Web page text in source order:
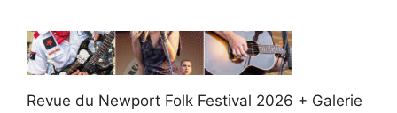
Revue du Newport Folk Festival 2026 + Galerie